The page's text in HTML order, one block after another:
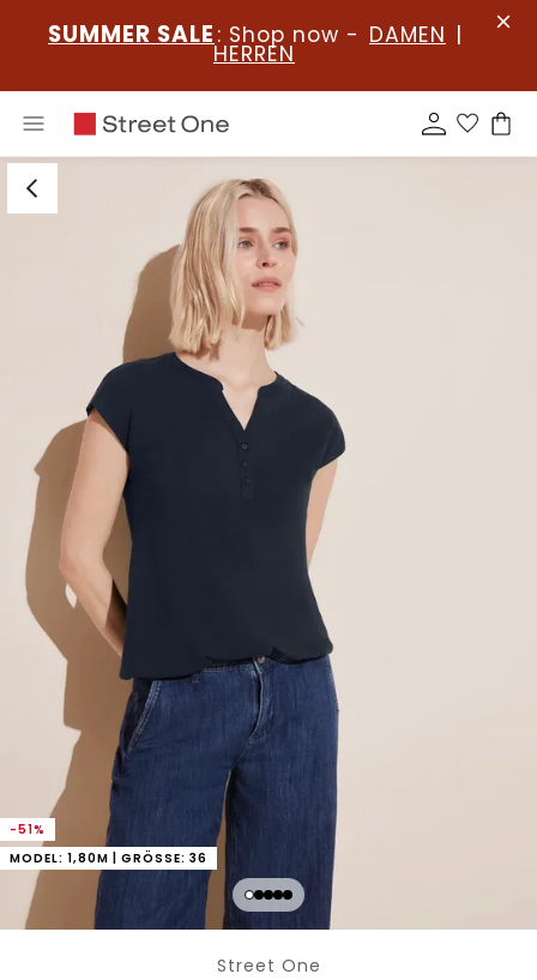
SUMMER SALE : Shop now - DAMEN |
HERREN
-51%
MODEL: 1,80M | GRÖSSE: 36
Street One